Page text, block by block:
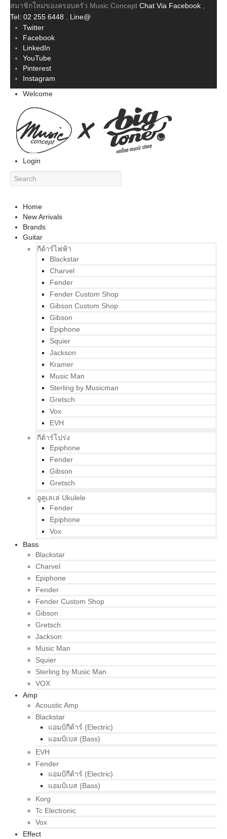
สมาชิกใหม่ของครอบครัว Music Concept Chat Via Facebook
Tel: 02 255 6448
Line@
Twitter
Facebook
LinkedIn
YouTube
Pinterest
Instagram
Welcome
Login
Home
New Arrivals
Brands
Guitar
กีต้าร์ไฟฟ้า
Blackstar
Charvel
Fender
Fender Custom Shop
Gibson Custom Shop
Gibson
Epiphone
Squier
Jackson
Kramer
Music Man
Sterling by Musicman
Gretsch
Vox
EVH
กีต้าร์โปร่ง
Epiphone
Fender
Gibson
Gretsch
อูคูเลเล่ Ukulele
Fender
Epiphone
Vox
Bass
Blackstar
Charvel
Epiphone
Fender
Fender Custom Shop
Gibson
Gretsch
Jackson
Music Man
Squier
Sterling by Music Man
VOX
Amp
Acoustic Amp
Blackstar
แอมป์กีต้าร์ (Electric)
แอมป์เบส (Bass)
EVH
Fender
แอมป์กีต้าร์ (Electric)
แอมป์เบส (Bass)
Korg
Tc Electronic
Vox
Effect